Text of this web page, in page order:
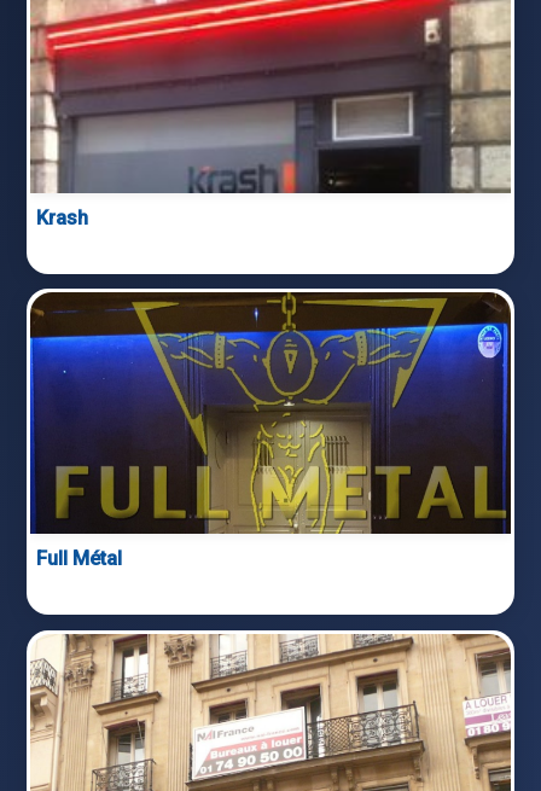
Krash
Full Métal